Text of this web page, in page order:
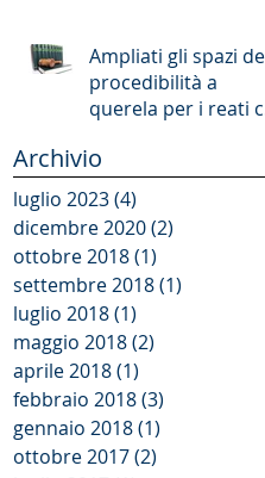
di affidamento
nell&#39
Ampliati gli spazi
procedibilità a
querela per i reati
e il patrimoni
Archivio
luglio 2023(4)
dicembre 2020(2)
ottobre 2018(1)
settembre 2018(1)
luglio 2018(1)
maggio 2018(2)
aprile 2018(1)
febbraio 2018(3)
gennaio 2018(1)
ottobre 2017(2)